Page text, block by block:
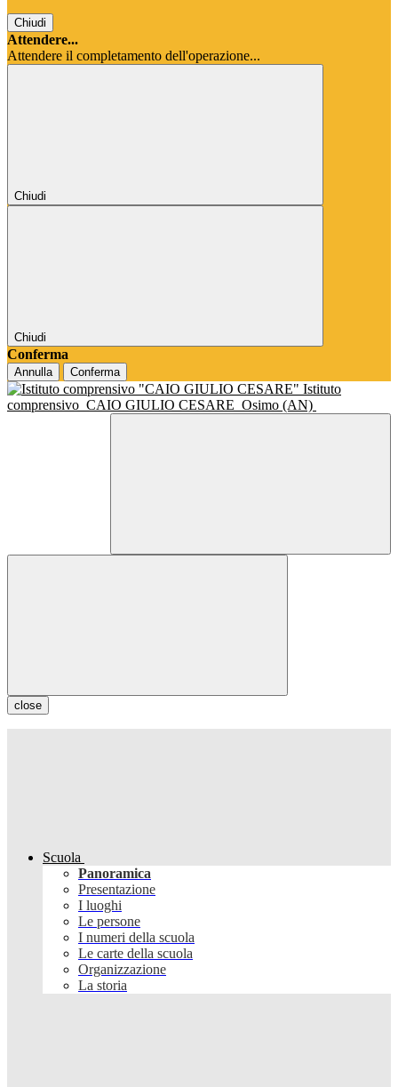
Chiudi
Attendere...
Attendere il completamento dell'operazione...
Chiudi
Chiudi
Conferma
Annulla Conferma
Istituto
comprensivo CAIO GIULIO CESARE Osimo (AN)
close
Scuola
Panoramica
Presentazione
I luoghi
Le persone
I numeri della scuola
Le carte della scuola
Organizzazione
La storia